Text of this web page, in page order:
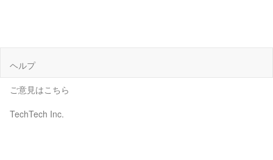
ヘルプ
ご意見はこちら
TechTech Inc.